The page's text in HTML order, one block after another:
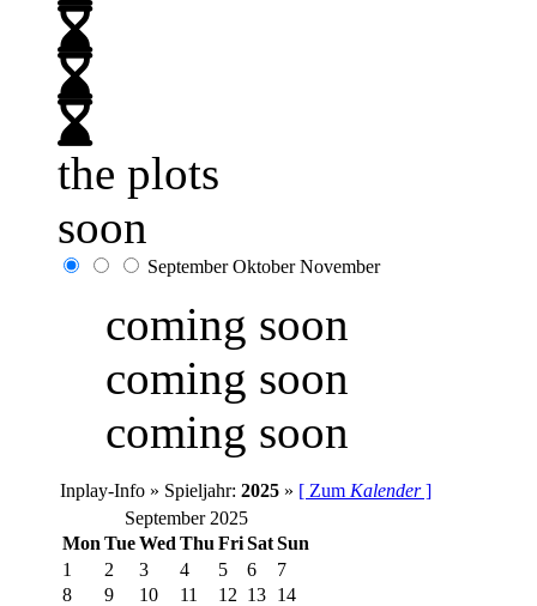
the plots
soon
September Oktober November
coming soon
coming soon
coming soon
Inplay-Info » Spieljahr: 2025 » [ Zum Kalender]
September 2025
Mon TueWed Thu FriSatSun
1
2 3 4 5 6
7
8
9 10 11 12 13 14